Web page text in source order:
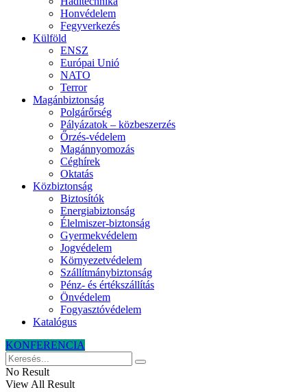
Honvédelem
Fegyverkezés
Külföld
ENSZ
Európai Unió
NATO
Terror
Magánbiztonság
Polgárőrség
Pályázatok – közbeszerzés
Őrzés-védelem
Magánnyomozás
Céghírek
Oktatás
Közbiztonság
Biztosítók
Energiabiztonság
Élelmiszer-biztonság
Gyermekvédelem
Jogvédelem
Környezetvédelem
Szállítmánybiztonság
Pénz- és értékszállítás
Önvédelem
Fogyasztóvédelem
Katalógus
KONFERENCIA
No Result
View All Result